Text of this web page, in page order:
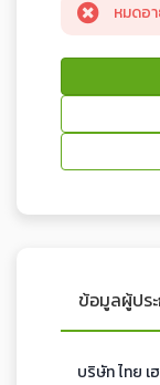
หมดอ
ข้อมูลผู้ปร
บริษัท ไทย